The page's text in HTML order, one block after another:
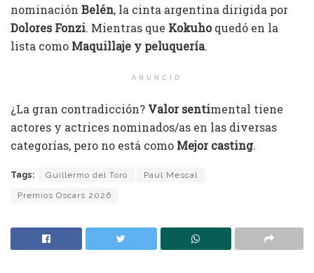
nominación Belén, la cinta argentina dirigida por
Dolores Fonzi. Mientras que Kokuhoquedó en la
lista como Maquillaje y peluquería.
ANUNCIO
¿La gran contradicción? Valor sentimental tiene
actores y actrices nominados/as en las diversas
categorías, pero no está como Mejor casting.
Tags: Guillermo del Toro Paul Mescal
Premios Oscars 2026